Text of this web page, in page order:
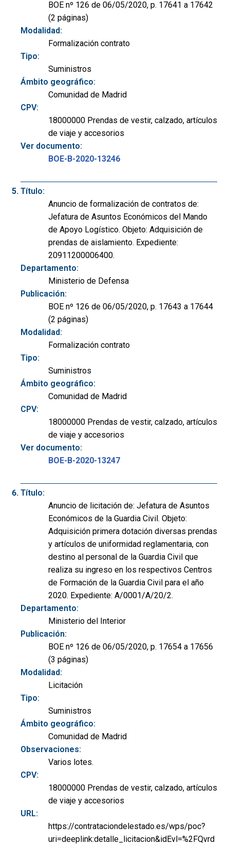
BOE nº 126 de 06/05/2020, p. 17641 a 17642
(2 páginas)
Modalidad:
Formalización contrato
Tipo:
Suministros
Ámbito geográfico:
Comunidad de Madrid
CPV:
18000000 Prendas de vestir, calzado, artículos
de viaje y accesorios
Ver documento:
BOE-B-2020-13246
Título:
Anuncio de formalización de contratos de:
Jefatura de Asuntos Económicos del Mando
de Apoyo Logístico. Objeto: Adquisición de
prendas de aislamiento. Expediente:
20911200006400.
Departamento:
Ministerio de Defensa
Publicación:
BOE nº 126 de 06/05/2020, p. 17643 a 17644
(2 páginas)
Modalidad:
Formalización contrato
Tipo:
Suministros
Ámbito geográfico:
Comunidad de Madrid
CPV:
18000000 Prendas de vestir, calzado, artículos
de viaje y accesorios
Ver documento:
BOE-B-2020-13247
Título:
Anuncio de licitación de: Jefatura de Asuntos
Económicos de la Guardia Civil. Objeto:
Adquisición primera dotación diversas prendas
y artículos de uniformidad reglamentaria, con
destino al personal de la Guardia Civil que
realiza su ingreso en los respectivos Centros
de Formación de la Guardia Civil para el año
2020. Expediente: A/0001/A/20/2.
Departamento:
Ministerio del Interior
Publicación:
BOE nº 126 de 06/05/2020, p. 17654 a 17656
(3 páginas)
Modalidad:
Licitación
Tipo:
Suministros
Ámbito geográfico:
Comunidad de Madrid
Observaciones:
Varios lotes.
CPV:
18000000 Prendas de vestir, calzado, artículos
de viaje y accesorios
URL:
https://contrataciondelestado.es/wps/poc?
uri=deeplink:detalle_licitacion&idEvl=%2FQvrd